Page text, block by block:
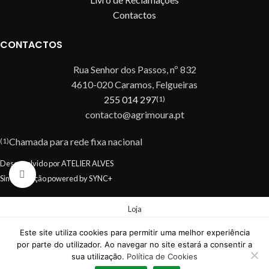
Click to enlarge
Contactos
CONTACTOS
Rua Senhor dos Passos, nº 832
4610-020 Caramos, Felgueiras
255 014 297(1)
contacto@agrimoura.pt
(1)Chamada para rede fixa nacional
Desenvolvido por ATELIER ALVES
Sincronização powered by SYNC+
Loja
Favoritos
Carrinho
Este site utiliza cookies para permitir uma melhor experiência
por parte do utilizador. Ao navegar no site estará a consentir a
sua utilização. Política de Cookies